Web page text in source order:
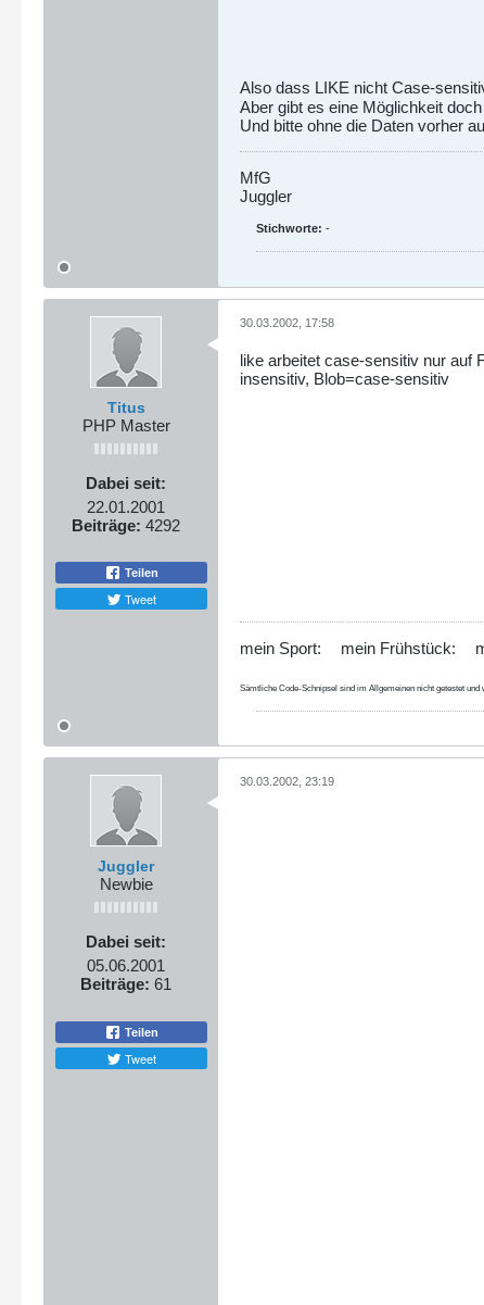
Also dass LIKE nicht Case-
Aber gibt es eine Möglichkeit
Und bitte ohne die Daten vorher
MfG
Juggler
Stichworte: -
Titus
PHP Master
Dabei seit:
22.01.2001
Beiträge: 4292
Teilen
Tweet
30.03.2002, 17:58
like arbeitet case-sensitiv nur auf
insensitiv, Blob=case-sensitiv
mein Sport: mein Frühstück:
Sämtliche Code-Schnipsel sind im Allgemeinen nicht getestet und
Juggler
Newbie
Dabei seit:
05.06.2001
Beiträge: 61
Teilen
Tweet
30.03.2002, 23:19